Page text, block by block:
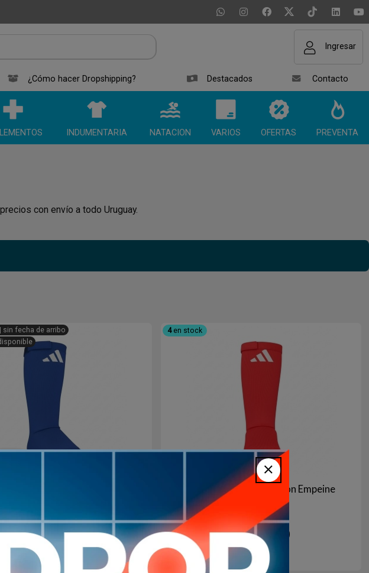
Ingresar
¿Cómo hacer Dropshipping? Destacados Contacto
INDUMENTARIA NATACION VARIOS OFERTAS PREVENTA
con envío a todo Uruguay.
sin fecha de arribo
$U 1.900
Azul
4en stock
Protectores Tibiales con Empeine
1.900